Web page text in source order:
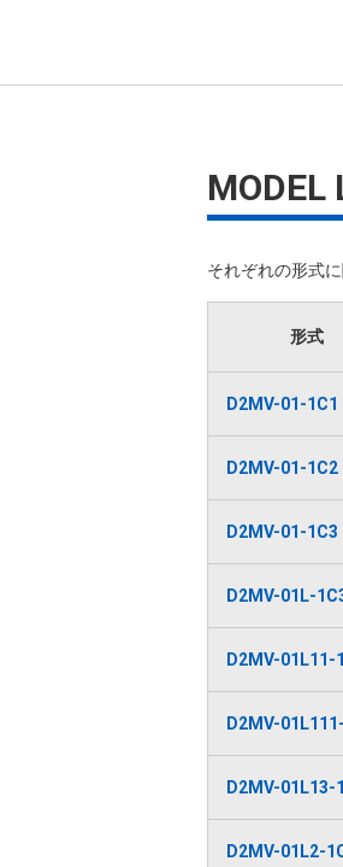
MODEL
それぞれの形式
形式
D2MV-01-1C1
D2MV-01-1C2
D2MV-01-1C3
D2MV-01L-
D2MV-01L11-
D2MV-
D2MV-01L13-
D2MV-01L2-